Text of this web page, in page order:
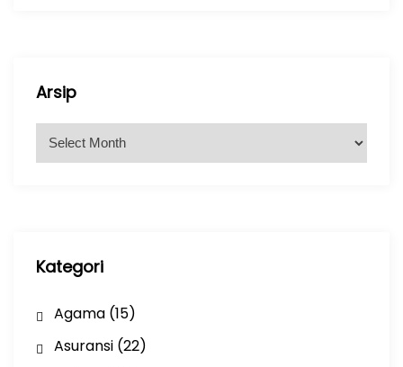
Arsip
Kategori
Agama(15)
Asuransi(22)